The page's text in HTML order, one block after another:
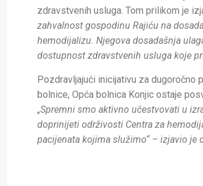
zdravstvenih usluga. Tom prilikom je
zahvalnost gospodinu Rajiću na
hemodijalizu. Njegova dosadašnja
dostupnost zdravstvenih usluga koje
Pozdravljajući inicijativu za dugoročno
bolnice, Opća bolnica Konjic ostaje
„Spremni smo aktivno učestvovati u
doprinijeti održivosti Centra za
pacijenata kojima služimo“ – izjavio je